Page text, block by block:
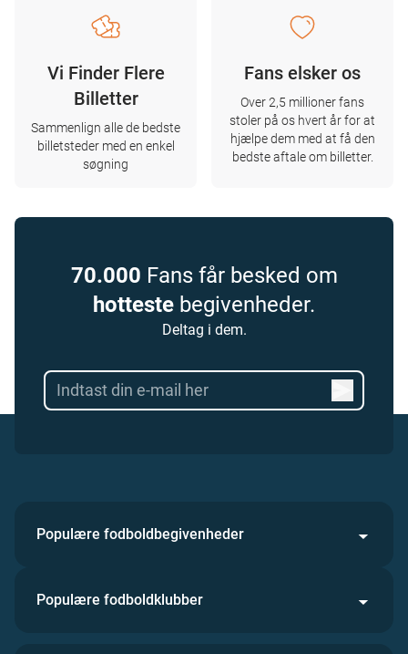
Vi Finder Flere
Billetter
Sammenlign alle de bedste
billetsteder med en enkel
søgning
Fans elsker os
Over 2,5 millioner fans
stoler på os hvert år for at
hjælpe dem med at få den
bedste aftale om billetter.
70.000 Fans får besked om
hotteste begivenheder.
Deltag i dem.
Populære fodboldbegivenheder
Populære fodboldklubber